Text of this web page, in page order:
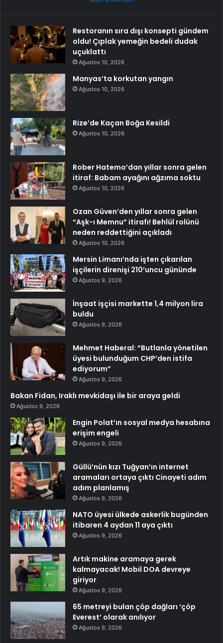
Restoranın sıra dışı konsepti gündem
oldu! Çıplak yemeğin bedeli dudak
uçuklattı
Ağustos 10, 2026
Manyas’ta korkutan yangın
Ağustos 10, 2026
Rize’de Kaçan Boğa Kesildi
Ağustos 10, 2026
Rober Hatemo’dan yıllar sonra gelen
itiraf: Babam ayağını ağzıma soktu
Ağustos 10, 2026
Ozan Güven’den yıllar sonra gelen
“Aşk-ı Memnu” itirafı! Behlül rolünü
neden reddettiğini açıkladı
Ağustos 10, 2026
Mersin Limanı’nda işten çıkarılan
işçilerin direnişi 210’uncu gününde
Ağustos 9, 2026
İnşaat işçisi markette 1,4 milyon lira
buldu
Ağustos 9, 2026
Mehmet Haberal: “Butlanla yönetilen
üyesi bulunduğum CHP’den istifa
ediyorum”
Ağustos 9, 2026
Bakan Fidan, Iraklı mevkidaşı ile bir araya geldi
Ağustos 9, 2026
Engin Polat’ın sosyal medya hesabına
erişim engeli
Ağustos 9, 2026
Güllü’nün kızı Tuğyan’ın internet
aramaları ortaya çıktı Cinayeti adım
adım planlamış
Ağustos 9, 2026
NATO üyesi ülkede askerlik bugünden
itibaren 4 aydan 11 aya çıktı
Ağustos 9, 2026
Artık makine aramaya gerek
kalmayacak! Mobil DOA devreye
giriyor
Ağustos 9, 2026
65 metreyi bulan çöp dağları ‘çöp
Everest’ olarak anılıyor
Ağustos 9, 2026